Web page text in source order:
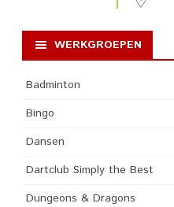
WERKGROEPEN
Badminton
Bingo
Dansen
Dartclub Simply the Best
Dungeons & Dragons